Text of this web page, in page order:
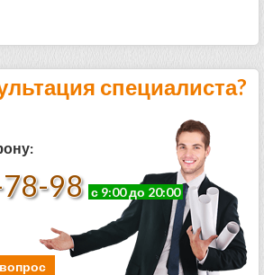
специалиста?
98 с 9:00 до 20:00